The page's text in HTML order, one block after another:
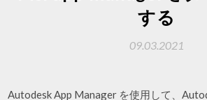
する
09.03.2021
Autodesk App Manager を使用して、